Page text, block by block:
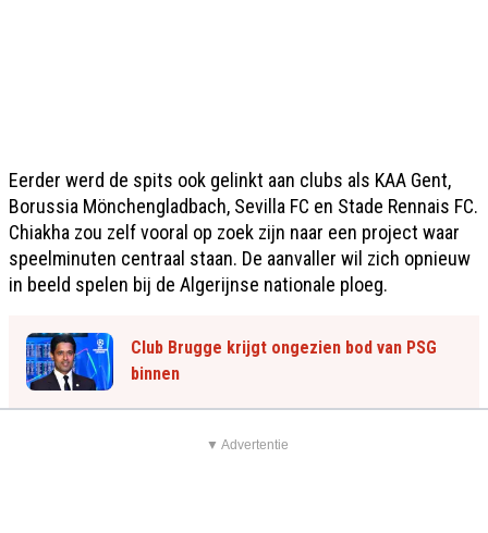
Eerder werd de spits ook gelinkt aan clubs als KAA Gent,
Borussia Mönchengladbach, Sevilla FC en Stade Rennais FC.
Chiakha zou zelf vooral op zoek zijn naar een project waar
speelminuten centraal staan. De aanvaller wil zich opnieuw
in beeld spelen bij de Algerijnse nationale ploeg.
Club Brugge krijgt ongezien bod van PSG
binnen
▼ Advertentie